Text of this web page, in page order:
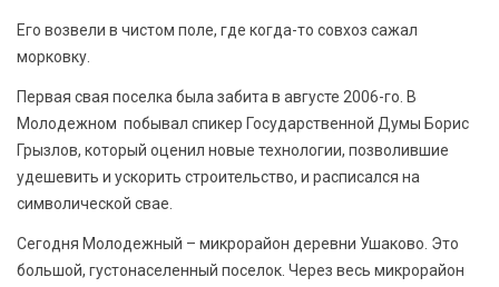
Его возвели в чистом поле, где когда-то совхоз сажал
морковку.
Первая свая поселка была забита в августе 2006-го. В
Молодежном побывал спикер Государственной Думы Борис
Грызлов, который оценил новые технологии, позволившие
удешевить и ускорить строительство, и расписался на
символической свае.
Сегодня Молодежный – микрорайон деревни Ушаково. Это
большой, густонаселенный поселок. Через весь микрорайон